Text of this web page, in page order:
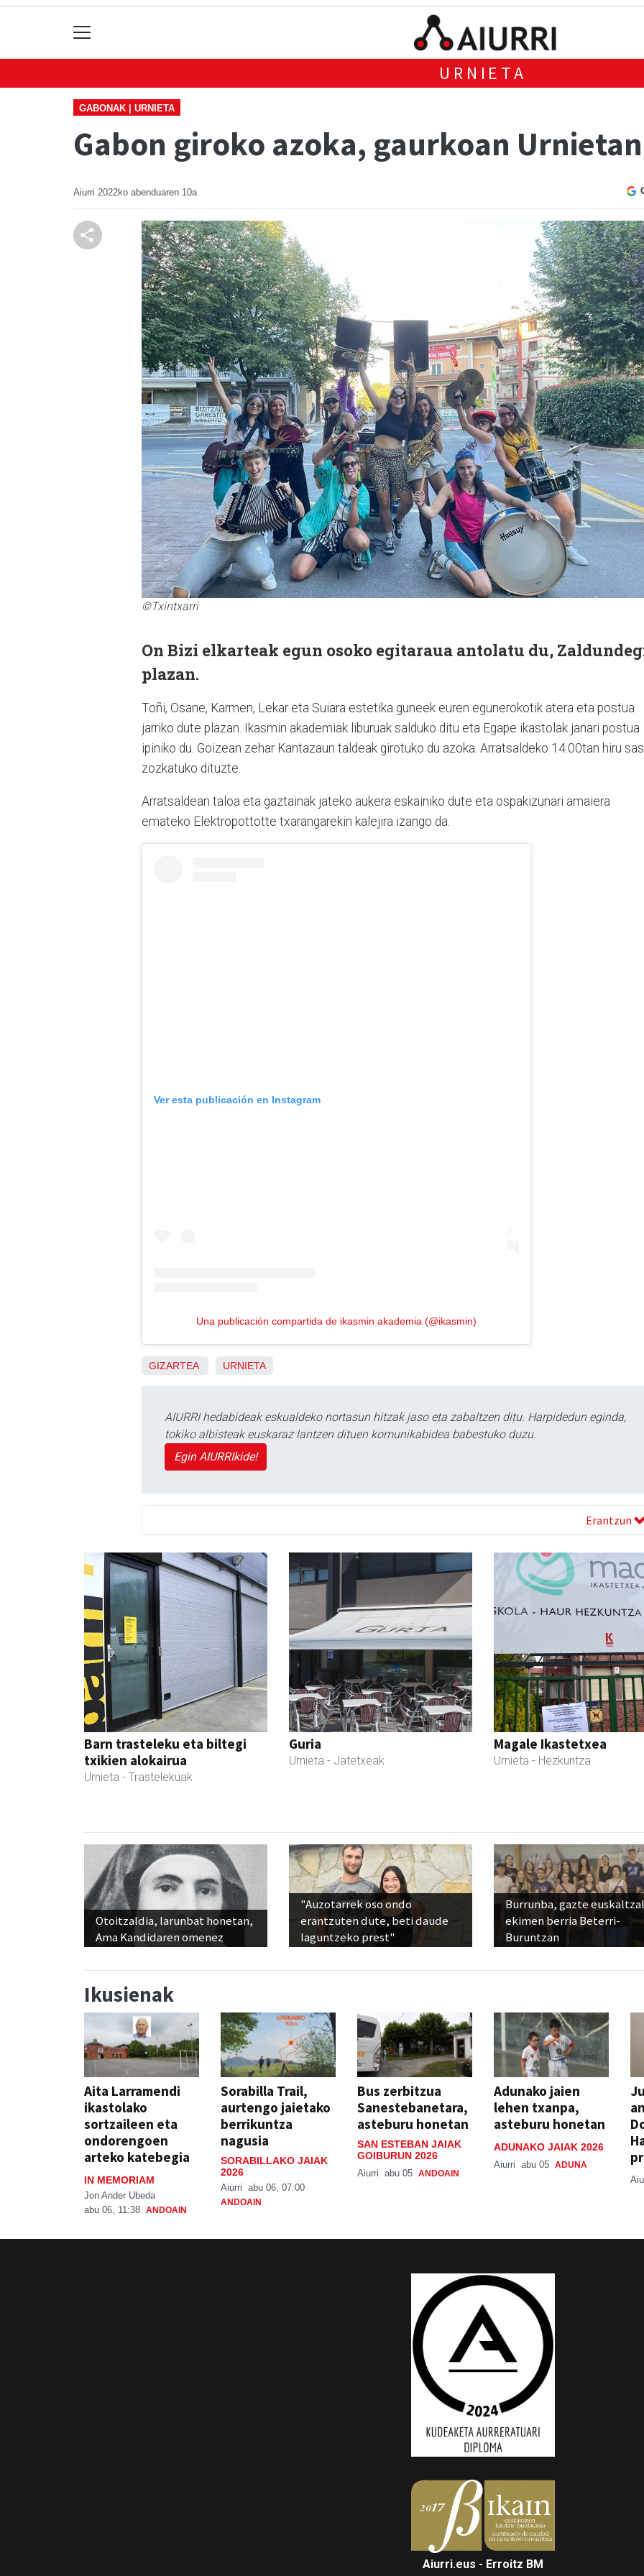
URNIETA
GABONAK | URNIETA
Gabon giroko azoka, gaurkoan Urnietan
Aiurri 2022ko abenduaren 10a
©Txintxarri
On Bizi elkarteak egun osoko egitaraua antolatu du,
plazan.
Toñi, Osane, Karmen, Lekar eta Suiara estetika guneek euren egunerokotik atera eta postua
jarriko dute plazan. Ikasmin akademiak liburuak salduko ditu eta Egape ikastolak janari postua
ipiniko du. Goizean zehar Kantazaun taldeak girotuko du azoka. Arratsaldeko 14:00tan hiru
zozkatuko dituzte.
Arratsaldean taloa eta gaztainak jateko aukera eskainiko dute eta ospakizunari amaiera
emateko Elektropottotte txarangarekin kalejira izango da.
Ver esta publicación en Instagram
Una publicación compartida de ikasmin akademia (@ikasmin)
GIZARTEA URNIETA
AIURRI hedabideak eskualdeko nortasun hitzak jaso eta zabaltzen ditu. Harpidedun eginda,
tokiko albisteak euskaraz lantzen dituen komunikabidea babestuko duzu.
Egin AIURRIkide!
Erantzun
Barn trasteleku eta biltegi
txikien alokairua
Urnieta - Trastelekuak
Guria
Urnieta - Jatetxeak
Magale Ikastetxea
Urnieta - Hezkuntza
Otoitzaldia, larunbat honetan,
Ama Kandidaren omenez
"Auzotarrek oso ondo
erantzuten dute, beti daude
laguntzeko prest"
Burrunba, gazte
ekimen berria Beterri-
Buruntzan
Ikusienak
Aita Larramendi
ikastolako
sortzaileen eta
ondorengoen
arteko katebegia
IN MEMORIAM
Jon Ander Ubeda
abu 06, 11:38 ANDOAIN
Sorabilla Trail,
aurtengo jaietako
berrikuntza
nagusia
SORABILLAKO JAIAK
2026
Aiurri abu 06, 07:00
ANDOAIN
Bus zerbitzua
Sanestebanetara,
asteburu honetan
SAN ESTEBAN JAIAK
GOIBURUN 2026
Aiurri abu 05 ANDOAIN
Adunako jaien
lehen txanpa,
asteburu honetan
ADUNAKO JAIAK 2026
Aiurri abu 05 ADUNA
Aiurri.eus - Erroitz BM